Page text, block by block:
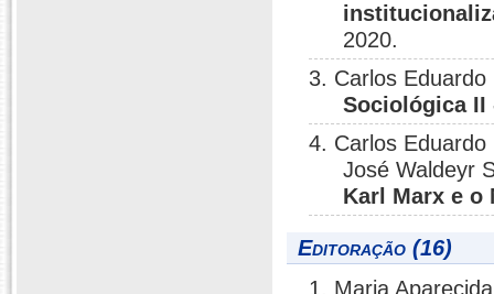
2020.
3. Carlos
Sociológica II
4. Carlos
José Waldeyr
Karl Marx e o
Editoração (16)
1. Maria